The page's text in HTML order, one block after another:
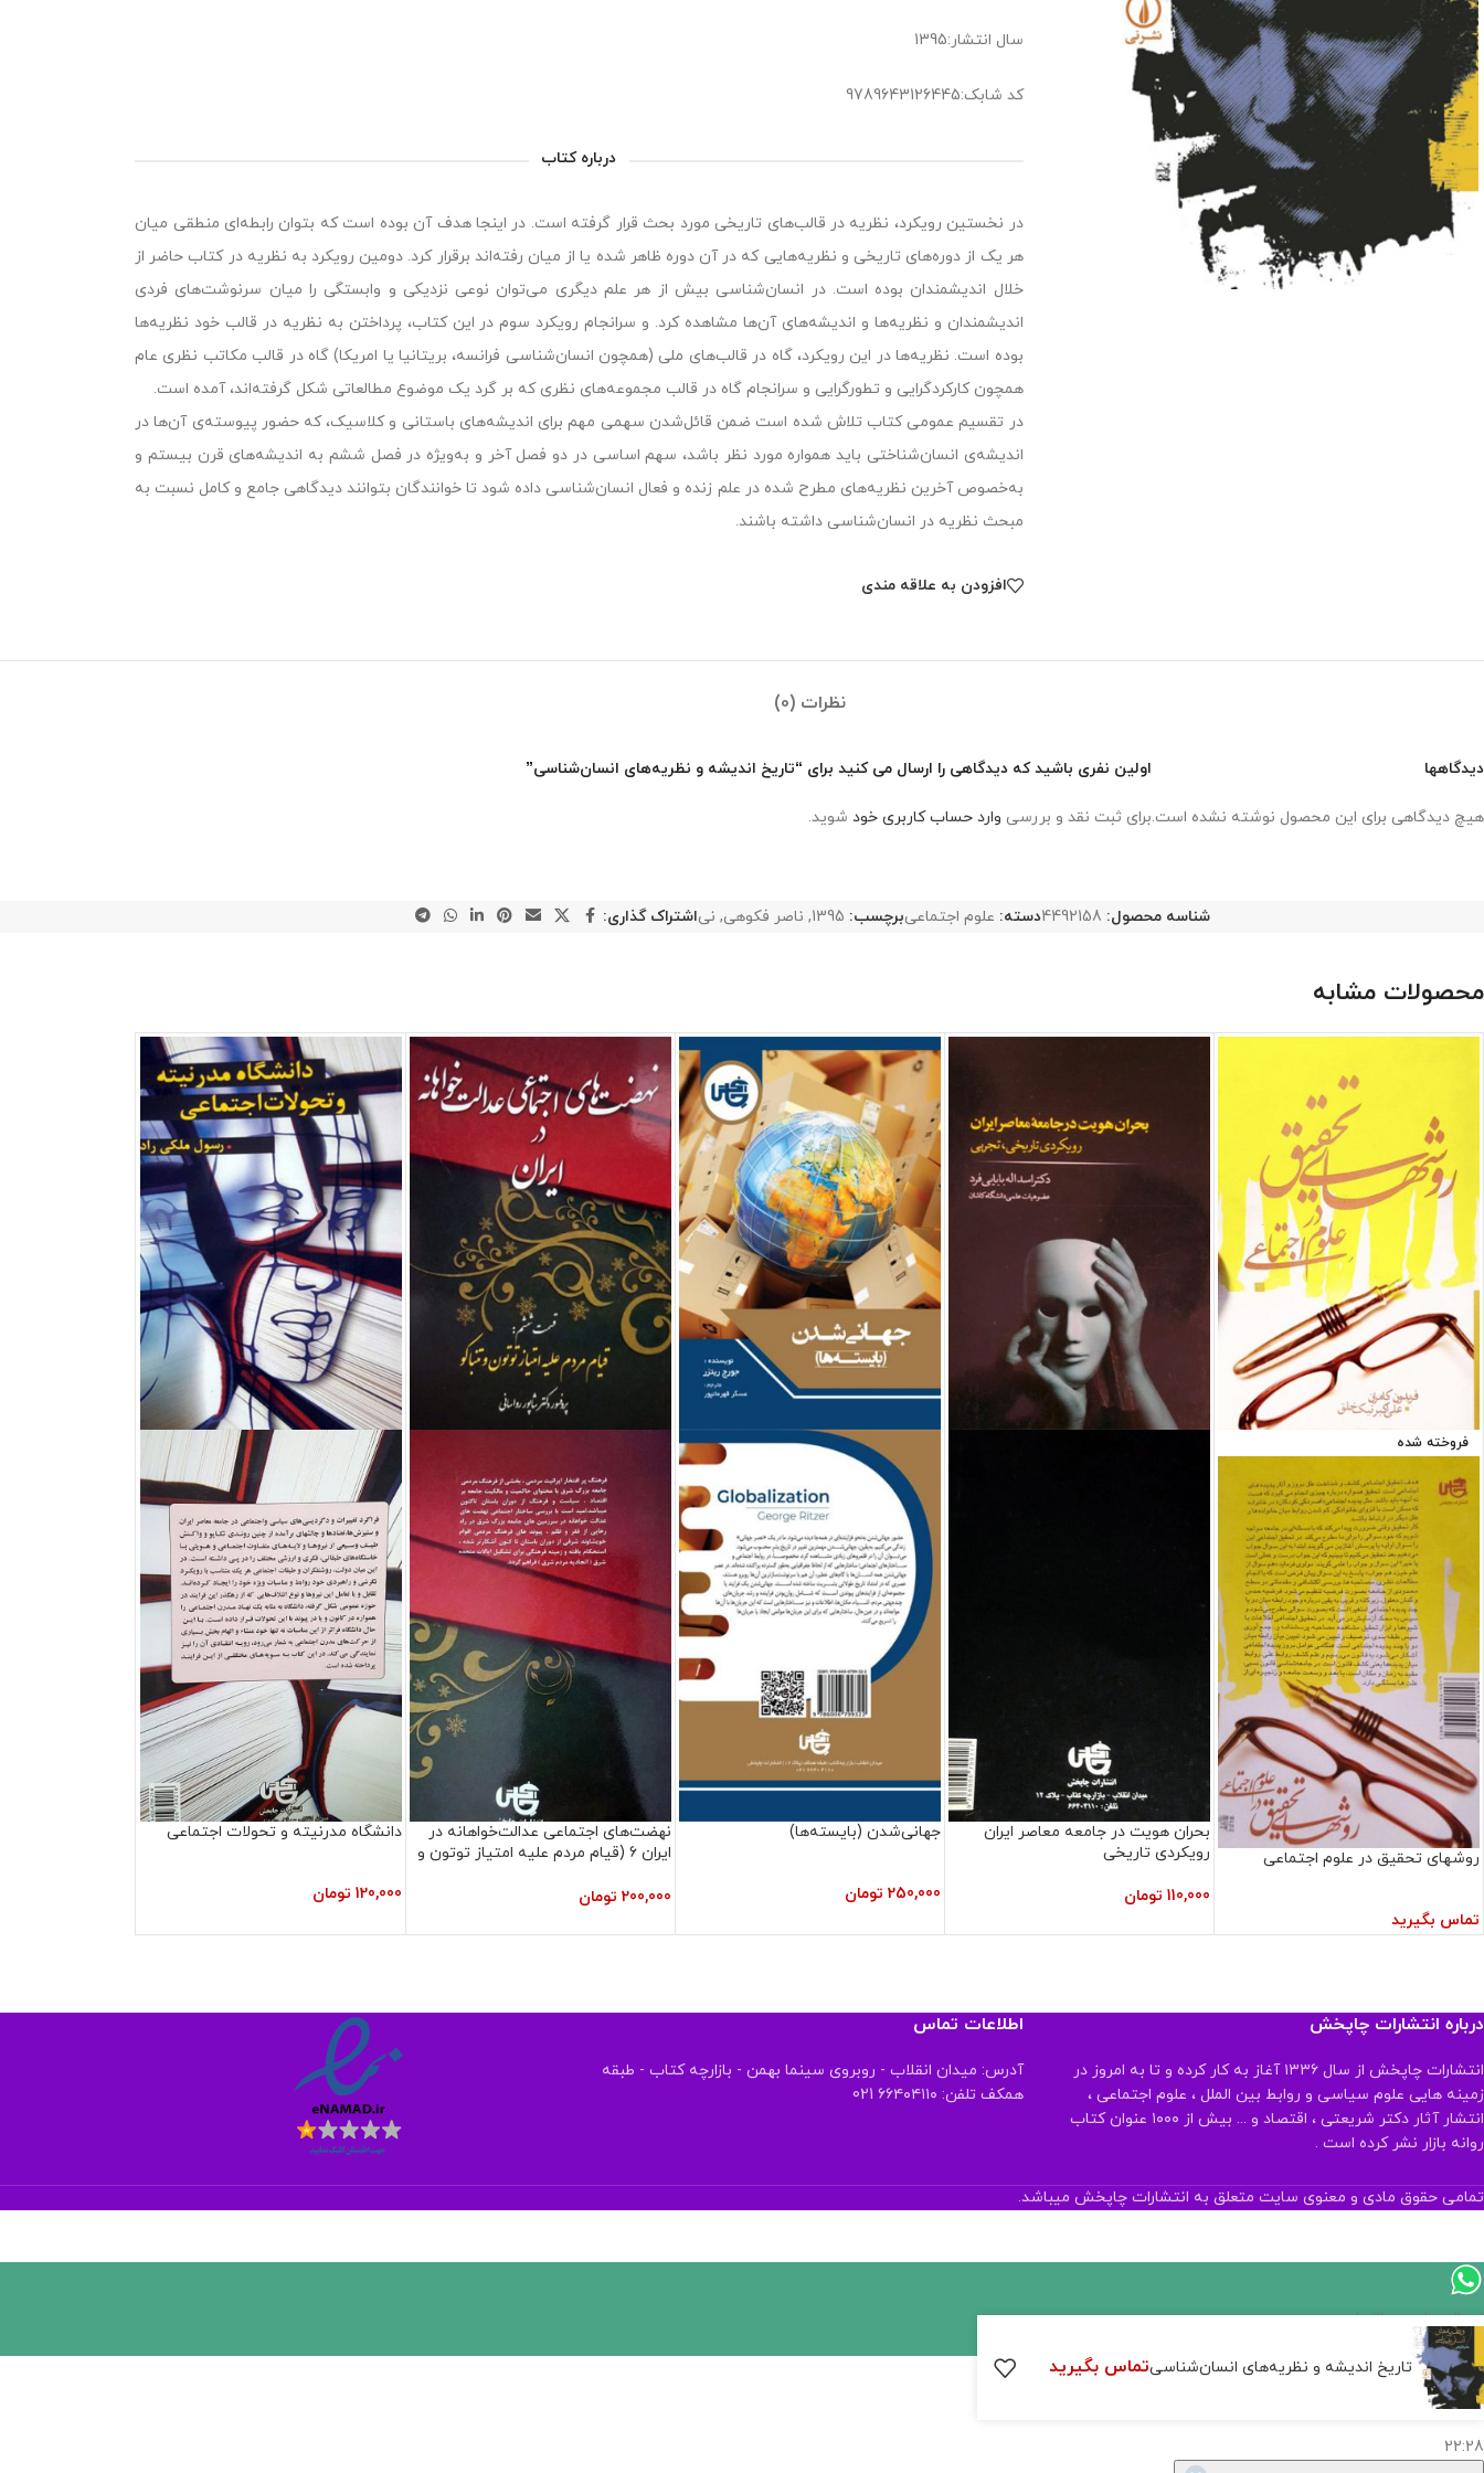
سال انتشار:1395
کد شابک:9789643126445
درباره کتاب
در نخستین رویکرد، نظریه در قالب‌های تاریخی مورد بحث قرار گرفته است. در اینجا هدف آن بوده است که بتوان رابطه‌ای منطقی میان
هر یک از دوره‌های تاریخی و نظریه‌هایی که در آن دوره ظاهر شده یا از میان رفته‌اند برقرار کرد. دومین رویکرد به نظریه در کتاب حاضر از
خلال اندیشمندان بوده است. در انسان‌شناسی بیش از هر علم دیگری می‌توان نوعی نزدیکی و وابستگی را میان سرنوشت‌های فردی
اندیشمندان و نظریه‌ها و اندیشه‌های آن‌ها مشاهده کرد. و سرانجام رویکرد سوم در این کتاب، پرداختن به نظریه در قالب خود نظریه‌ها
بوده است. نظریه‌ها در این رویکرد، گاه در قالب‌های ملی (همچون انسان‌شناسی فرانسه، بریتانیا یا امریکا) گاه در قالب مکاتب نظری عام
همچون کارکردگرایی و تطورگرایی و سرانجام گاه در قالب مجموعه‌های نظری که بر گرد یک موضوع مطالعاتی شکل گرفته‌اند، آمده است.
در تقسیم عمومی کتاب تلاش شده است ضمن قائل‌شدن سهمی مهم برای اندیشه‌های باستانی و کلاسیک، که حضور پیوسته‌ی آن‌ها در
اندیشه‌ی انسان‌شناختی باید همواره مورد نظر باشد، سهم اساسی در دو فصل آخر و به‌ویژه در فصل ششم به اندیشه‌های قرن بیستم و
به‌خصوص آخرین نظریه‌های مطرح شده در علم زنده و فعال انسان‌شناسی داده شود تا خوانندگان بتوانند دیدگاهی جامع و کامل نسبت به
مبحث نظریه در انسان‌شناسی داشته باشند.
افزودن به علاقه مندی
نظرات (0)
دیدگاهها
هیچ دیدگاهی برای این محصول نوشته نشده است.
اولین نفری باشید که دیدگاهی را ارسال می کنید برای “تاریخ اندیشه و نظریه‌های انسان‌شناسی”
برای ثبت نقد و بررسی وارد حساب کاربری خود شوید.
شناسه محصول: 4492158دسته: علوم اجتماعیبرچسب: 1395
, ناصر فکوهی, نیاشتراک گذاری:
محصولات مشابه
فروخته شده
روشهای تحقیق در علوم اجتماعی
تماس بگیرید
بحران هویت در جامعه معاصر ایران
رویکردی تاریخی
110,000 تومان
جهانی‌شدن (بایسته‌ها)
250,000 تومان
نهضت‌های اجتماعی عدالت‌خواهانه در
ایران 6 (قیام مردم علیه امتیاز توتون و
200,000 تومان
دانشگاه مدرنیته و تحولات اجتماعی
120,000 تومان
درباره انتشارات چاپخش
انتشارات چاپخش از سال ۱۳۳۶ آغاز به کار کرده و تا به امروز در
زمینه هایی علوم سیاسی و روابط بین الملل ، علوم اجتماعی ،
انتشار آثار دکتر شریعتی ، اقتصاد و ... بیش از ۱۰۰۰ عنوان کتاب
روانه بازار نشر کرده است .
اطلاعات تماس
آدرس: میدان انقلاب - روبروی سینما بهمن - بازارچه کتاب - طبقه
همکف تلفن: ۶۶۴۰۴۱۱۰ 021
تمامی حقوق مادی و معنوی سایت متعلق به انتشارات چاپخش میباشد.
تاریخ اندیشه و نظریه‌های انسان‌شناسیتماس بگیرید
اگر
موجود
نیست,
شاید
تهیه